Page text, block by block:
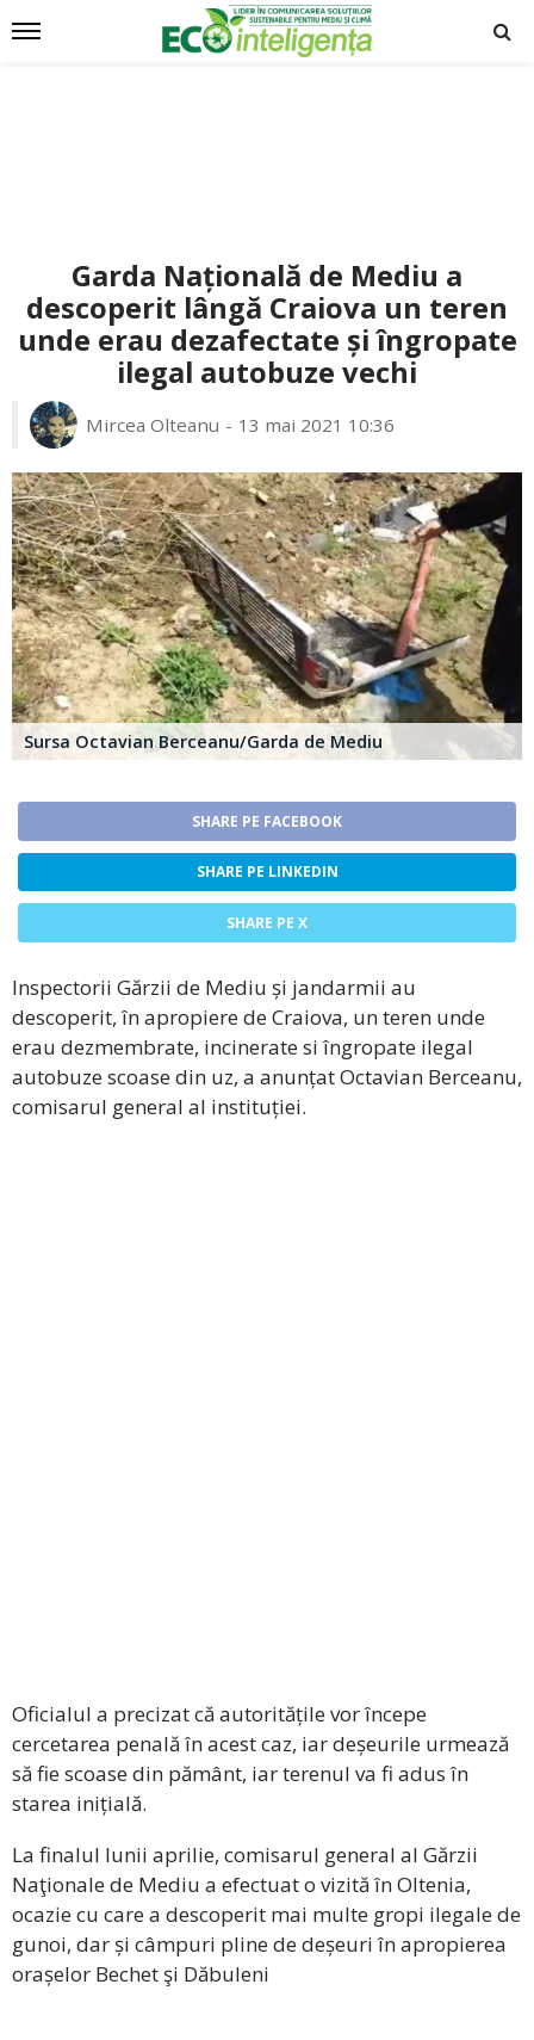
Garda Națională de Mediu a
descoperit lângă Craiova un teren
unde erau dezafectate și îngropate
ilegal autobuze vechi
Mircea Olteanu 13 mai 2021 10:36
Sursa Octavian Berceanu/Garda de Mediu
SHARE PE FACEBOOK
SHARE PE LINKEDIN
SHARE PE X
Inspectorii Gărzii de Mediu și jandarmii au
descoperit, în apropiere de Craiova, un teren unde
erau dezmembrate, incinerate si îngropate ilegal
autobuze scoase din uz, a anunțat Octavian Berceanu,
comisarul general al instituției.
Oficialul a precizat că autoritățile vor începe
cercetarea penală în acest caz, iar deșeurile urmează
să fie scoase din pământ, iar terenul va fi adus în
starea inițială.
La finalul lunii aprilie, comisarul general al Gărzii
Naţionale de Mediu a efectuat o vizită în Oltenia,
ocazie cu care a descoperit mai multe gropi ilegale de
gunoi, dar și câmpuri pline de deșeuri în apropierea
orașelor Bechet şi Dăbuleni